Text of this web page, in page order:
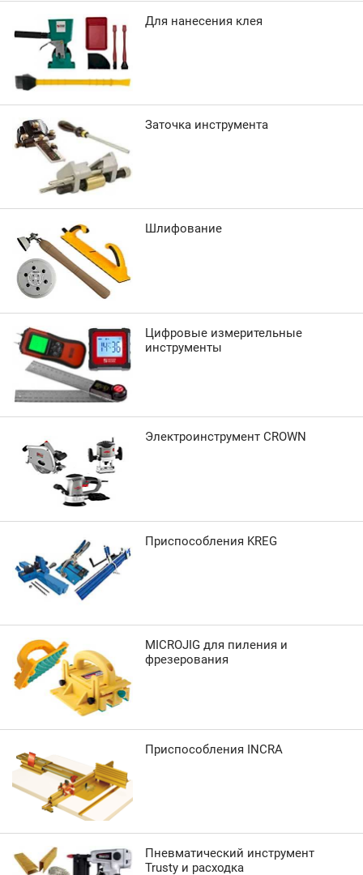
Для нанесения клея
Заточка инструмента
Шлифование
Цифровые измерительные
инструменты
Электроинструмент CROWN
Приспособления KREG
MICROJIG для пиления и
фрезерования
Приспособления INCRA
Пневматический инструмент
Trusty и расходка